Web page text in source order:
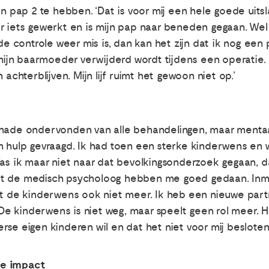
pap 2 te hebben. ‘Dat is voor mij een hele goede
gewerkt en is mijn pap naar beneden gegaan.
controle weer mis is, dan kan het zijn dat ik nog een
baarmoeder verwijderd wordt tijdens een operatie.
Mijn lijf ruimt het gewoon niet op.’
ondervonden van alle behandelingen, maar
hulp gevraagd. Ik had toen een sterke kinderwens en
ik maar niet naar dat bevolkingsonderzoek gegaan,
de medisch psycholoog hebben me goed gedaan.
de kinderwens ook niet meer. Ik heb een nieuwe
kinderwens is niet weg, maar speelt geen rol meer.
eigen kinderen wil en dat het niet voor mij besloten
impact